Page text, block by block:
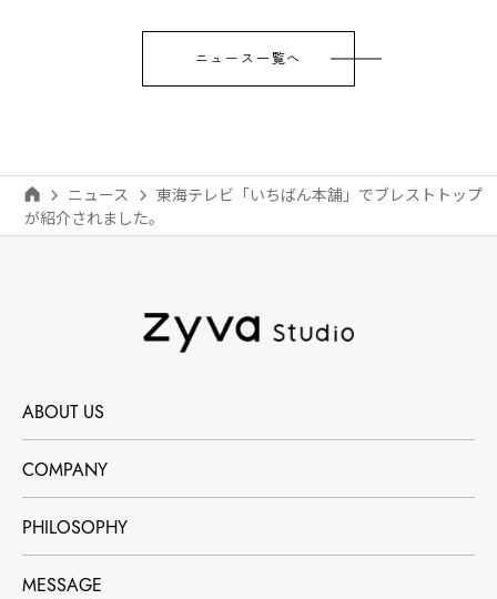
ニュース一覧へ
ニュース
東海テレビ「いちばん本舗」でブレストトップ
が紹介されました。
ABOUT US
COMPANY
PHILOSOPHY
MESSAGE